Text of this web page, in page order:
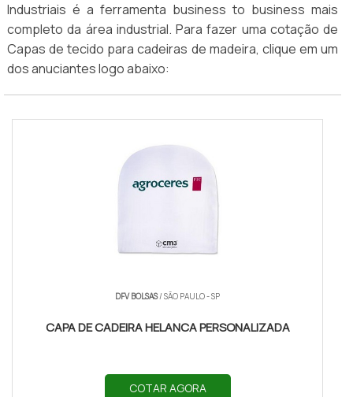
Industriais é a ferramenta business to business mais
completo da área industrial. Para fazer uma cotação de
Capas de tecido para cadeiras de madeira, clique em um
dos anuciantes logo abaixo:
DFV BOLSAS/ SÃO PAULO - SP
CAPA DE CADEIRA HELANCA PERSONALIZADA
COTAR AGORA